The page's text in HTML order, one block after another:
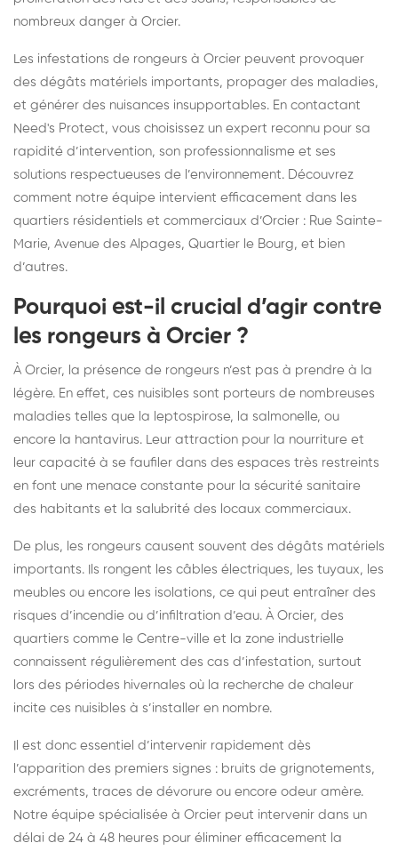
nombreux danger à Orcier.
Les infestations de rongeurs à Orcier peuvent provoquer
des dégâts matériels importants, propager des maladies,
et générer des nuisances insupportables. En contactant
Need's Protect, vous choisissez un expert reconnu pour sa
rapidité d’intervention, son professionnalisme et ses
solutions respectueuses de l’environnement. Découvrez
comment notre équipe intervient efficacement dans les
quartiers résidentiels et commerciaux d’Orcier : Rue Sainte-
Marie, Avenue des Alpages, Quartier le Bourg, et bien
d’autres.
Pourquoi est-il crucial d’agir contre
les rongeurs à Orcier ?
À Orcier, la présence de rongeurs n’est pas à prendre à la
légère. En effet, ces nuisibles sont porteurs de nombreuses
maladies telles que la leptospirose, la salmonelle, ou
encore la hantavirus. Leur attraction pour la nourriture et
leur capacité à se faufiler dans des espaces très restreints
en font une menace constante pour la sécurité sanitaire
des habitants et la salubrité des locaux commerciaux.
De plus, les rongeurs causent souvent des dégâts matériels
importants. Ils rongent les câbles électriques, les tuyaux, les
meubles ou encore les isolations, ce qui peut entraîner des
risques d’incendie ou d’infiltration d’eau. À Orcier, des
quartiers comme le Centre-ville et la zone industrielle
connaissent régulièrement des cas d’infestation, surtout
lors des périodes hivernales où la recherche de chaleur
incite ces nuisibles à s’installer en nombre.
Il est donc essentiel d’intervenir rapidement dès
l’apparition des premiers signes : bruits de grignotements,
excréments, traces de dévorure ou encore odeur amère.
Notre équipe spécialisée à Orcier peut intervenir dans un
délai de 24 à 48 heures pour éliminer efficacement la